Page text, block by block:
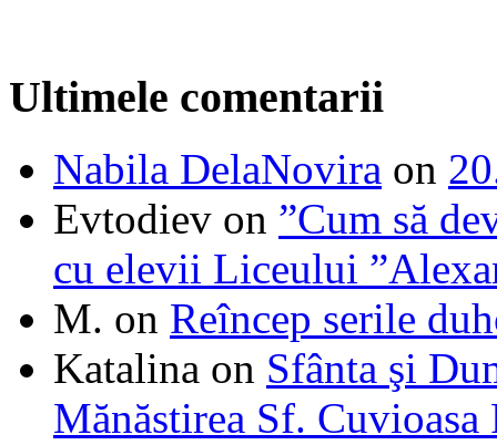
Ultimele comentarii
Nabila DelaNovira on
Evtodiev on ”Cum să
cu elevii Liceului
M. on Reîncep serile
Katalina on Sfânta şi
Mănăstirea Sf. Cuvioasa